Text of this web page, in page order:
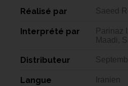
Réalisé par Saeed
Interprété par
Parinaz
Maadi,
Distributeur
Langue Iranien